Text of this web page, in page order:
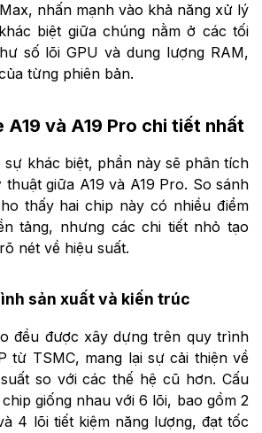
nhấn mạnh vào khả năng xử lý
biệt giữa chúng nằm ở các tối
số lõi GPU và dung lượng RAM,
từng phiên bản.
A19 và A19 Pro chi tiết nhất
khác biệt, phần này sẽ phân tích
giữa A19 và A19 Pro. So sánh
thấy hai chip này có nhiều điểm
tảng, nhưng các chi tiết nhỏ tạo
nét về hiệu suất.
sản xuất và kiến trúc
đều được xây dựng trên quy trình
từ TSMC, mang lại sự cải thiện về
so với các thế hệ cũ hơn. Cấu
giống nhau với 6 lõi, bao gồm 2
4 lõi tiết kiệm năng lượng, đạt tốc